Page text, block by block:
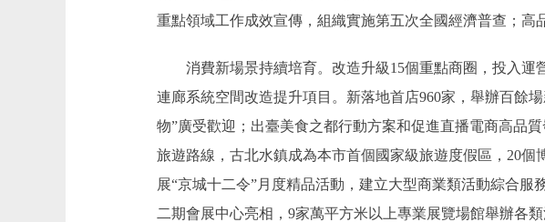
重點領域工作成效宣傳，組織實施第五次全國經濟普查；高
消費新場景持續培育。改造升級15個重點商圈，投入運
連廊系統空間改造提升項目。新落地首店960家，舉辦百餘
物”廣受歡迎；出臺美食之都行動方案和促進直播電商高品
旅遊路線，古北水鎮成為本市首個國家級旅遊度假區，20個
展“京城十二令”月度精品活動，建立大型商業類活動綜合
二期會展中心亮相，9家萬平方米以上專業展覽場館舉辦各